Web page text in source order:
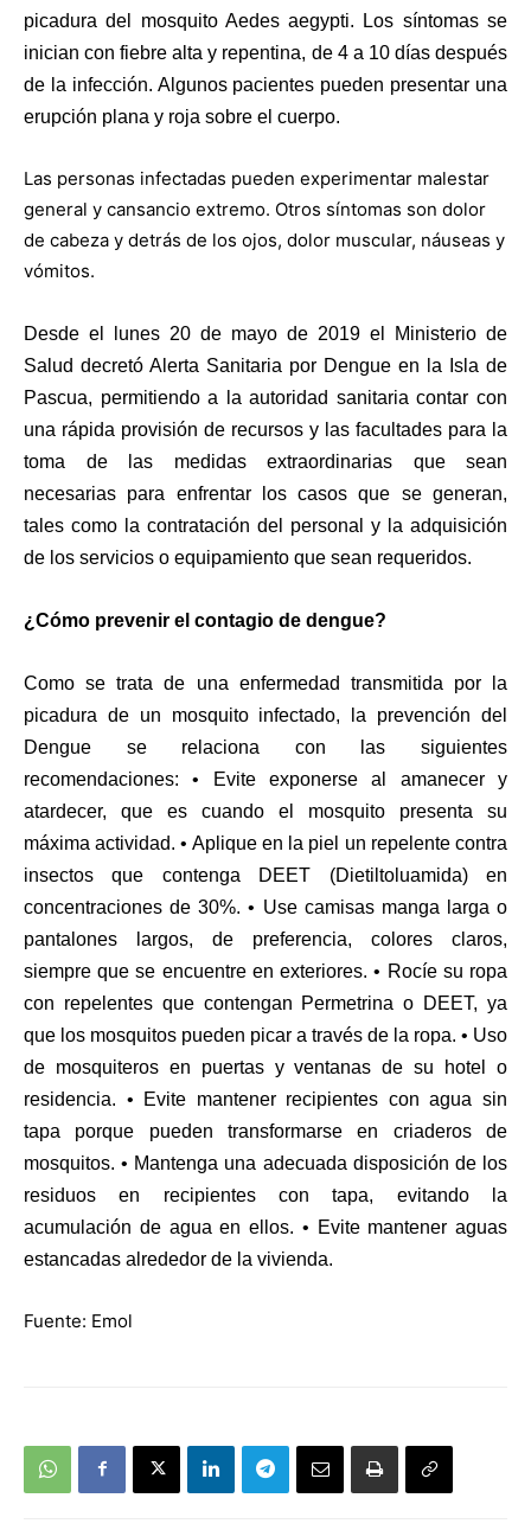
picadura del mosquito Aedes aegypti. Los síntomas se
inician con fiebre alta y repentina, de 4 a 10 días después
de la infección. Algunos pacientes pueden presentar una
erupción plana y roja sobre el cuerpo.
Las personas infectadas pueden experimentar malestar
general y cansancio extremo. Otros síntomas son dolor
de cabeza y detrás de los ojos, dolor muscular, náuseas y
vómitos.
Desde el lunes 20 de mayo de 2019 el Ministerio de
Salud decretó Alerta Sanitaria por Dengue en la Isla de
Pascua, permitiendo a la autoridad sanitaria contar con
una rápida provisión de recursos y las facultades para la
toma de las medidas extraordinarias que sean
necesarias para enfrentar los casos que se generan,
tales como la contratación del personal y la adquisición
de los servicios o equipamiento que sean requeridos.
¿Cómo prevenir el contagio de dengue?
Como se trata de una enfermedad transmitida por la
picadura de un mosquito infectado, la prevención del
Dengue se relaciona con las siguientes
recomendaciones: • Evite exponerse al amanecer y
atardecer, que es cuando el mosquito presenta su
máxima actividad. • Aplique en la piel un repelente contra
insectos que contenga DEET (Dietiltoluamida) en
concentraciones de 30%. • Use camisas manga larga o
pantalones largos, de preferencia, colores claros,
siempre que se encuentre en exteriores. • Rocíe su ropa
con repelentes que contengan Permetrina o DEET, ya
que los mosquitos pueden picar a través de la ropa. • Uso
de mosquiteros en puertas y ventanas de su hotel o
residencia. • Evite mantener recipientes con agua sin
tapa porque pueden transformarse en criaderos de
mosquitos. • Mantenga una adecuada disposición de los
residuos en recipientes con tapa, evitando la
acumulación de agua en ellos. • Evite mantener aguas
estancadas alrededor de la vivienda.
Fuente: Emol